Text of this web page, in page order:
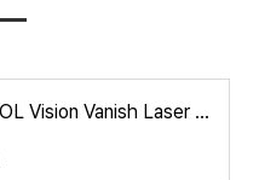
100''-120'' AWOL Vision Vanish Laser TV